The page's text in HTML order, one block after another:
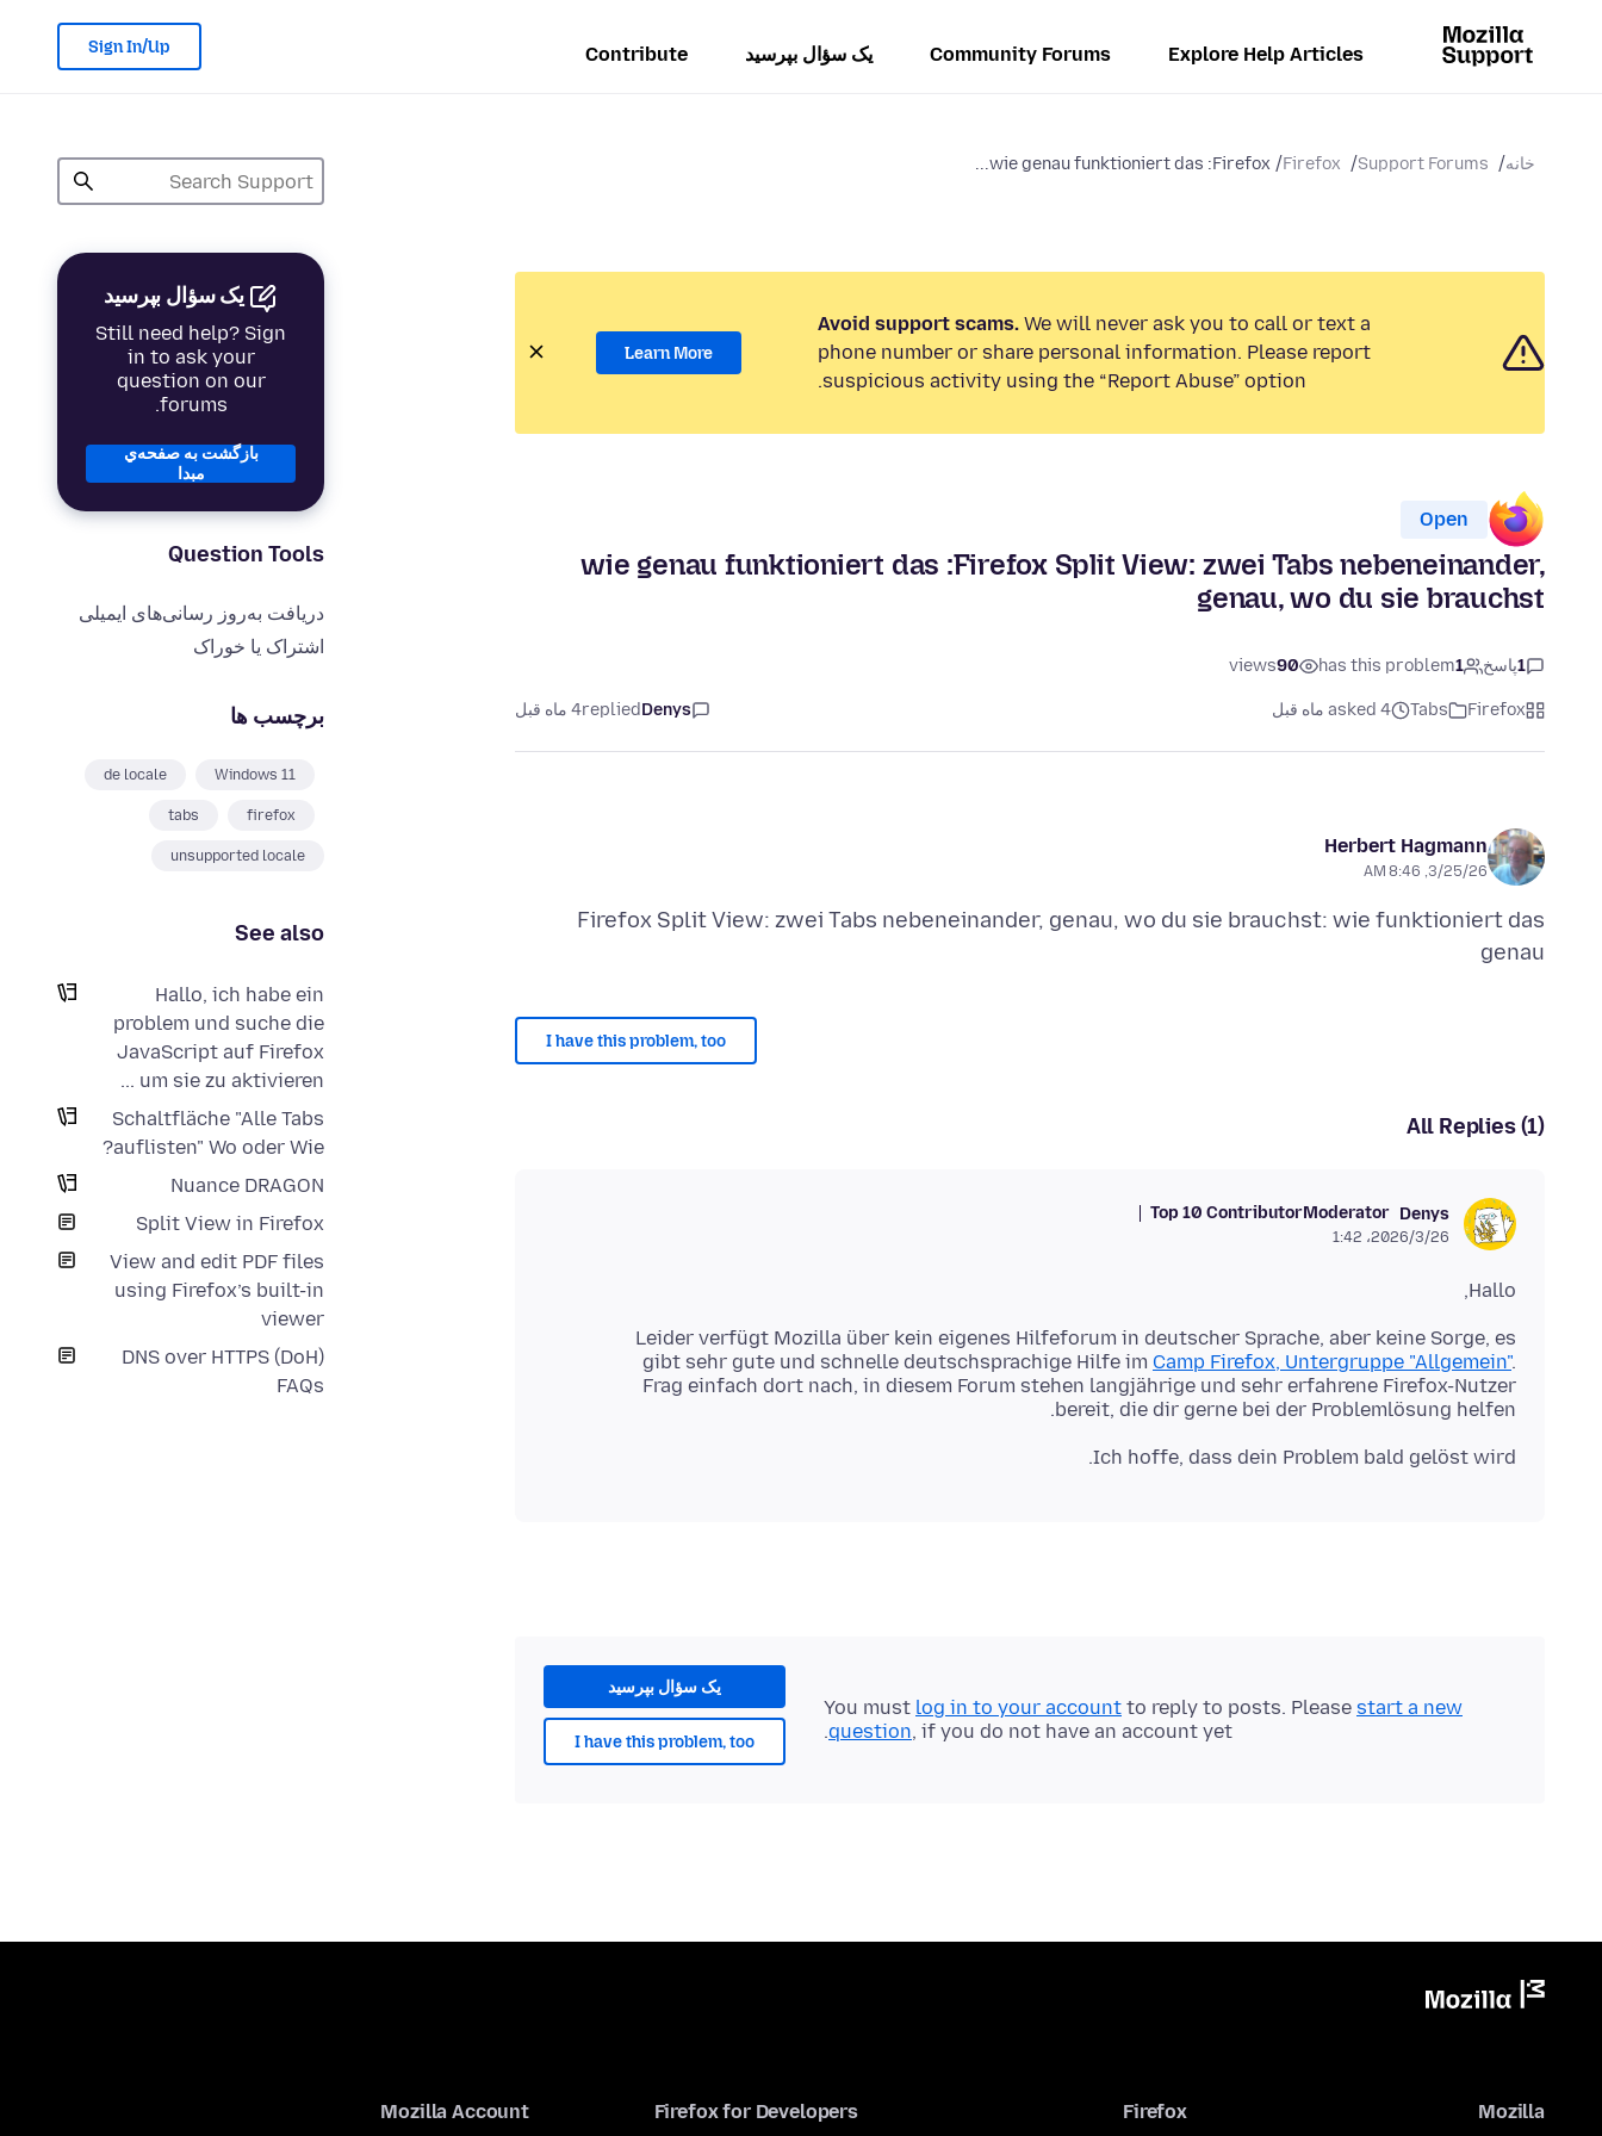
Explore Help Articles
Community Forums یک سؤال بپرسید Contribute
Sign In/Up
خانه Support Forums
Firefox
wie genau funktioniert das :Firefox...
یک سؤال بپرسید
Still need help? Sign
in to ask your
question on our
forums.
بازگشت به صفحه‌ي
مبدا
Question Tools
دریافت به‌روز رسانی‌های ایمیلی
اشتراک یا خوراک
برچسب ها
Windows 11
de locale
firefox
tabs
unsupported locale
See also
Hallo, ich habe ein
problem und suche die
JavaScript auf Firefox
um sie zu aktivieren ...
Schaltfläche "Alle Tabs
auflisten" Wo oder Wie?
Nuance DRAGON
Split View in Firefox
View and edit PDF files
using Firefox’s built-in
viewer
DNS over HTTPS (DoH)
FAQs
Avoid support scams. We will never ask you to call or text a
phone number or share personal information. Please report
suspicious activity using the “Report Abuse” option.
Learn More
Open
wie genau funktioniert das :Firefox Split View: zwei Tabs nebeneinander,
genau, wo du sie brauchst
1پاسخ 1
has this problem
90
views
Firefox
Tabs asked 4 ماه قبل Denys
replied4 ماه قبل
Herbert Hagmann
3/25/26, 8:46 AM
Firefox Split View: zwei Tabs nebeneinander, genau, wo du sie brauchst: wie funktioniert das
genau
I have this problem, too
All Replies (1)
Denys
Moderator
Top 10 Contributor
2026/3/26،‏ 1:42
Hallo,
Leider verfügt Mozilla über kein eigenes Hilfeforum in deutscher Sprache, aber keine Sorge, es
gibt sehr gute und schnelle deutschsprachige Hilfe im Camp Firefox, Untergruppe "Allgemein".
Frag einfach dort nach, in diesem Forum stehen langjährige und sehr erfahrene Firefox-Nutzer
bereit, die dir gerne bei der Problemlösung helfen.
Ich hoffe, dass dein Problem bald gelöst wird.
یک سؤال بپرسید
I have this problem, too
You must log in to your account to reply to posts. Please start a new
question, if you do not have an account yet.
Mozilla
Firefox
Firefox for Developers
Mozilla Account